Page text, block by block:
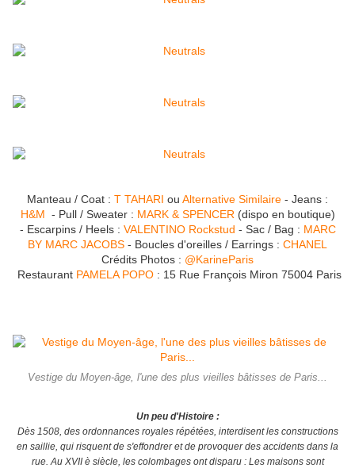
Manteau / Coat : T TAHARI ou Alternative Similaire - Jeans :
H&M - Pull / Sweater : MARK & SPENCER (dispo en boutique)
- Escarpins / Heels : VALENTINO Rockstud - Sac / Bag : MARC
BY MARC JACOBS - Boucles d'oreilles / Earrings : CHANEL
Crédits Photos : @KarineParis
Restaurant PAMELA POPO: 15 Rue François Miron 75004 Paris
Vestige du Moyen-âge, l'une des plus vieilles bâtisses de Paris...
Un peu d'Histoire :
Dès 1508, des ordonnances royales répétées, interdisent les constructions
en saillie, qui risquent de s'effondrer et de provoquer des accidents dans la
rue. Au XVII è siècle, les colombages ont disparu : Les maisons sont